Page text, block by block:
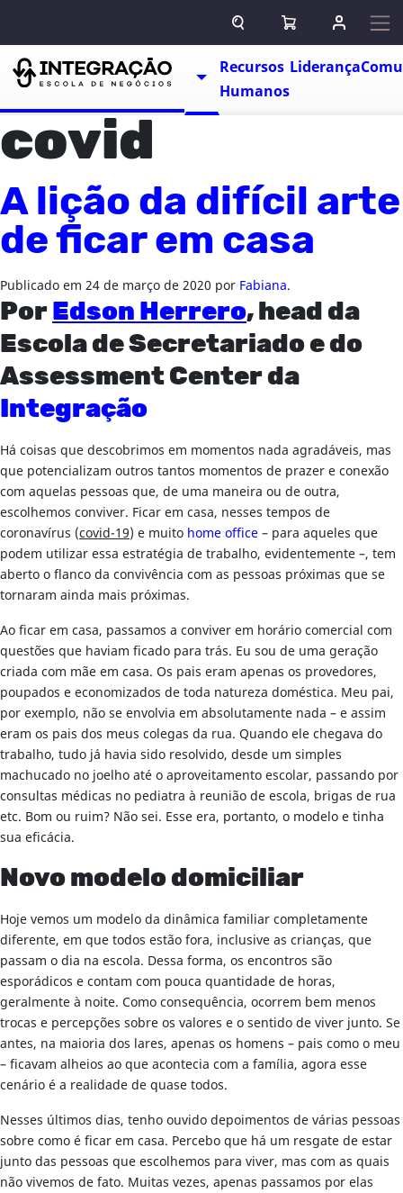
ABRIR CAMPO DE BUSCA
ABRIR CARRINHO
ENTRAR
Escolas
TOGGLE DROPDOWN
Recursos
Humanos
Liderança
covid
A lição da difícil arte
de ficar em casa
Publicado em 24 de março de 2020 por Fabiana.
Por Edson Herrero, head da
Escola de Secretariado e do
Assessment Center da
Integração
Há coisas que descobrimos em momentos nada agradáveis, mas
que potencializam outros tantos momentos de prazer e conexão
com aquelas pessoas que, de uma maneira ou de outra,
escolhemos conviver. Ficar em casa, nesses tempos de
coronavírus (covid-19) e muito home office– para aqueles que
podem utilizar essa estratégia de trabalho, evidentemente –, tem
aberto o flanco da convivência com as pessoas próximas que se
tornaram ainda mais próximas.
Ao ficar em casa, passamos a conviver em horário comercial com
questões que haviam ficado para trás. Eu sou de uma geração
criada com mãe em casa. Os pais eram apenas os provedores,
poupados e economizados de toda natureza doméstica. Meu pai,
por exemplo, não se envolvia em absolutamente nada – e assim
eram os pais dos meus colegas da rua. Quando ele chegava do
trabalho, tudo já havia sido resolvido, desde um simples
machucado no joelho até o aproveitamento escolar, passando por
consultas médicas no pediatra à reunião de escola, brigas de rua
etc. Bom ou ruim? Não sei. Esse era, portanto, o modelo e tinha
sua eficácia.
Novo modelo domiciliar
Hoje vemos um modelo da dinâmica familiar completamente
diferente, em que todos estão fora, inclusive as crianças, que
passam o dia na escola. Dessa forma, os encontros são
esporádicos e contam com pouca quantidade de horas,
geralmente à noite. Como consequência, ocorrem bem menos
trocas e percepções sobre os valores e o sentido de viver junto. Se
antes, na maioria dos lares, apenas os homens – pais como o meu
– ficavam alheios ao que acontecia com a família, agora esse
cenário é a realidade de quase todos.
Nesses últimos dias, tenho ouvido depoimentos de várias pessoas
sobre como é ficar em casa. Percebo que há um resgate de estar
junto das pessoas que escolhemos para viver, mas com as quais
não vivemos de fato. Muitas vezes, apenas passamos por elas